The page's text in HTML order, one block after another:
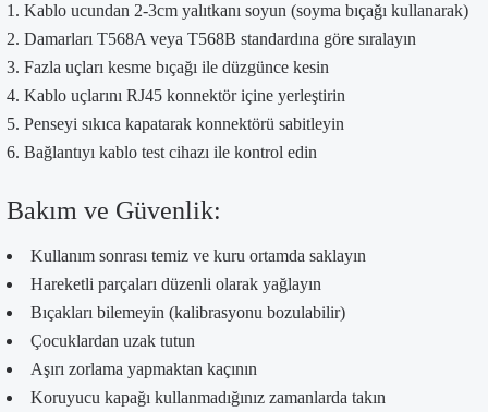
Kablo ucundan 2-3cm yalıtkanı soyun (soyma bıçağı kullanarak)
Damarları T568A veya T568B standardına göre sıralayın
Fazla uçları kesme bıçağı ile düzgünce kesin
Kablo uçlarını RJ45 konnektör içine yerleştirin
Penseyi sıkıca kapatarak konnektörü sabitleyin
Bağlantıyı kablo test cihazı ile kontrol edin
Bakım ve Güvenlik:
Kullanım sonrası temiz ve kuru ortamda saklayın
Hareketli parçaları düzenli olarak yağlayın
Bıçakları bilemeyin (kalibrasyonu bozulabilir)
Çocuklardan uzak tutun
Aşırı zorlama yapmaktan kaçının
Koruyucu kapağı kullanmadığınız zamanlarda takın